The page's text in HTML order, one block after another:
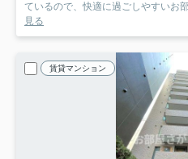
ているので、快適に過ごしやすいお
見る
賃貸マンション